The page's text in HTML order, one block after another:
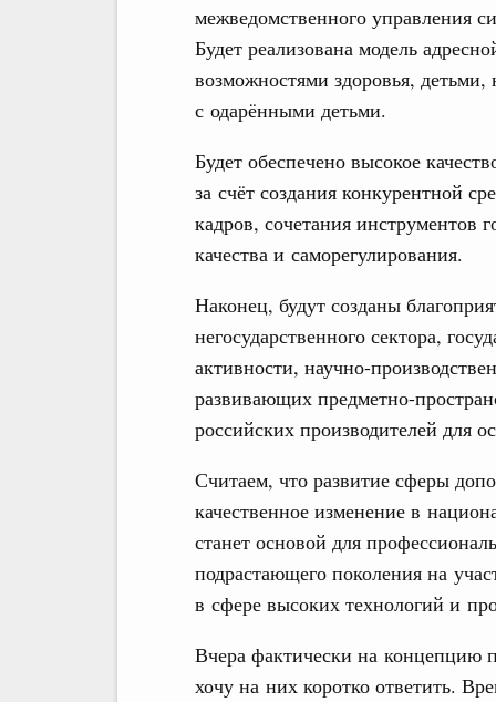
межведомственного управления
Будет реализована модель
возможностями здоровья,
с одарёнными детьми.
Будет обеспечено высокое
за счёт создания конкурентной
кадров, сочетания инструментов
качества и саморегулирования.
Наконец, будут созданы
негосударственного сектора,
активности, научно-
развивающих предметно-
российских производителей для
Считаем, что развитие сферы
качественное изменение в
станет основой для
подрастающего поколения на
в сфере высоких технологий и
Вчера фактически на концепцию
хочу на них коротко ответить.